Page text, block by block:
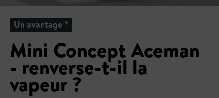
Un avantage ?
Mini Concept Aceman
- renverse-t-il la
vapeur ?